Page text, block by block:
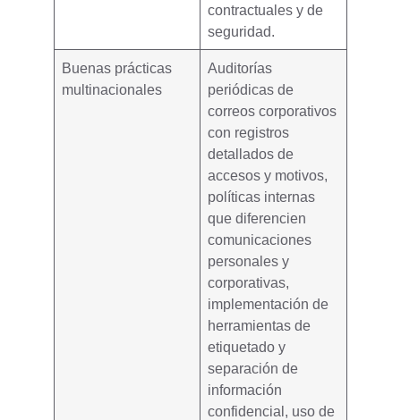
contractuales y de
seguridad.
Buenas prácticas
multinacionales
Auditorías
periódicas de
correos corporativos
con registros
detallados de
accesos y motivos,
políticas internas
que diferencien
comunicaciones
personales y
corporativas,
implementación de
herramientas de
etiquetado y
separación de
información
confidencial, uso de